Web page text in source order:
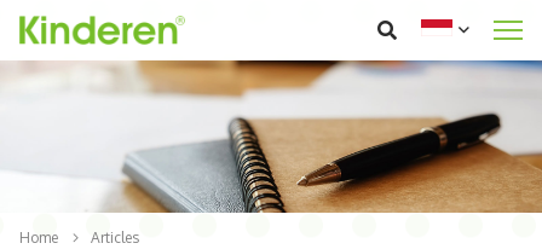
Home Articles